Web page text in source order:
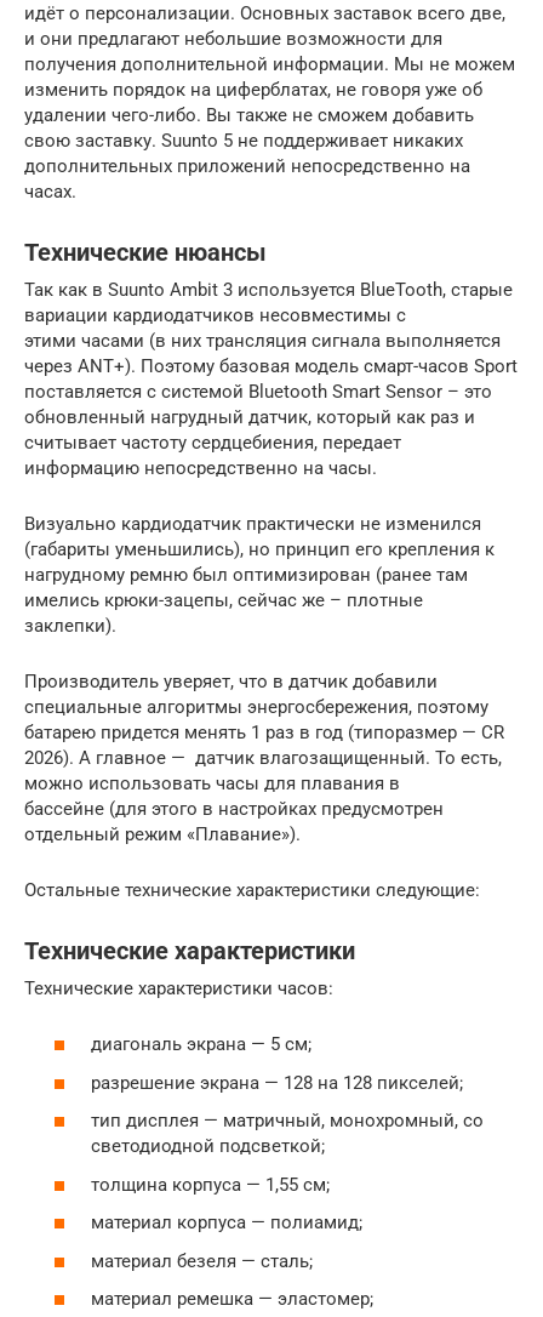
идёт о персонализации. Основных заставок всего две,
и они предлагают небольшие возможности для
получения дополнительной информации. Мы не можем
изменить порядок на циферблатах, не говоря уже об
удалении чего-либо. Вы также не сможем добавить
свою заставку. Suunto 5 не поддерживает никаких
дополнительных приложений непосредственно на
часах.
Технические нюансы
Так как в Suunto Ambit 3 используется BlueTooth, старые
вариации кардиодатчиков несовместимы с
этими часами (в них трансляция сигнала выполняется
через ANT+). Поэтому базовая модель смарт-часов Sport
поставляется с системой Bluetooth Smart Sensor – это
обновленный нагрудный датчик, который как раз и
считывает частоту сердцебиения, передает
информацию непосредственно на часы.
Визуально кардиодатчик практически не изменился
(габариты уменьшились), но принцип его крепления к
нагрудному ремню был оптимизирован (ранее там
имелись крюки-зацепы, сейчас же – плотные
заклепки).
Производитель уверяет, что в датчик добавили
специальные алгоритмы энергосбережения, поэтому
батарею придется менять 1 раз в год (типоразмер — CR
2026). А главное — датчик влагозащищенный. То есть,
можно использовать часы для плавания в
бассейне (для этого в настройках предусмотрен
отдельный режим «Плавание»).
Остальные технические характеристики следующие:
Технические характеристики
Технические характеристики часов:
диагональ экрана — 5 см;
разрешение экрана — 128 на 128 пикселей;
тип дисплея — матричный, монохромный, со
светодиодной подсветкой;
толщина корпуса — 1,55 см;
материал корпуса — полиамид;
материал безеля — сталь;
материал ремешка — эластомер;